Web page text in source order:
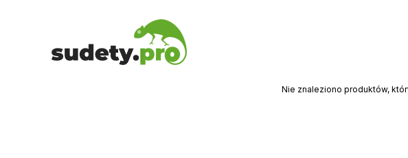
Nie znaleziono produktów,